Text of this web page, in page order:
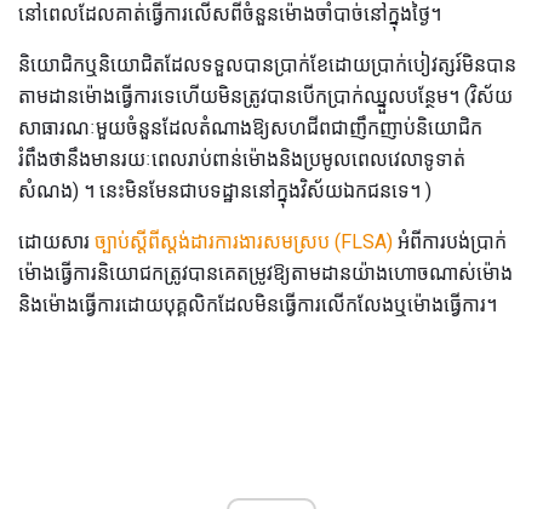
នៅពេលដែលគាត់ធ្វើការលើសពីចំនួនម៉ោងចាំបាច់នៅក្នុងថ្ងៃ។
និយោជិកឬនិយោជិតដែលទទួលបានប្រាក់ខែដោយប្រាក់បៀវត្សរ៍មិនបាន
តាមដានម៉ោងធ្វើការទេហើយមិនត្រូវបានបើកប្រាក់ឈ្នួលបន្ថែម។ (វិស័យ
សាធារណៈមួយចំនួនដែលតំណាងឱ្យសហជីពជាញឹកញាប់និយោជិក
រំពឹងថានឹងមានរយៈពេលរាប់ពាន់ម៉ោងនិងប្រមូលពេលវេលាទូទាត់
សំណង) ។ នេះមិនមែនជាបទដ្ឋាននៅក្នុងវិស័យឯកជនទេ។ )
ដោយសារ ច្បាប់ស្តីពីស្តង់ដារការងារសមស្រប (FLSA) អំពីការបង់ប្រាក់
ម៉ោងធ្វើការនិយោជកត្រូវបានគេតម្រូវឱ្យតាមដានយ៉ាងហោចណាស់ម៉ោង
និងម៉ោងធ្វើការដោយបុគ្គលិកដែលមិនធ្វើការលើកលែងឬម៉ោងធ្វើការ។